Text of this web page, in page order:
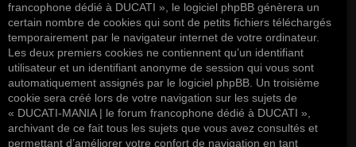
francophone dédié à DUCATI », le logiciel phpBB génèrera un
certain nombre de cookies qui sont de petits fichiers téléchargés
temporairement par le navigateur internet de votre ordinateur.
Les deux premiers cookies ne contiennent qu’un identifiant
utilisateur et un identifiant anonyme de session qui vous sont
automatiquement assignés par le logiciel phpBB. Un troisième
cookie sera créé lors de votre navigation sur les sujets de
« DUCATI-MANIA | le forum francophone dédié à DUCATI »,
archivant de ce fait tous les sujets que vous avez consultés et
permettant d’améliorer votre confort de navigation en tant